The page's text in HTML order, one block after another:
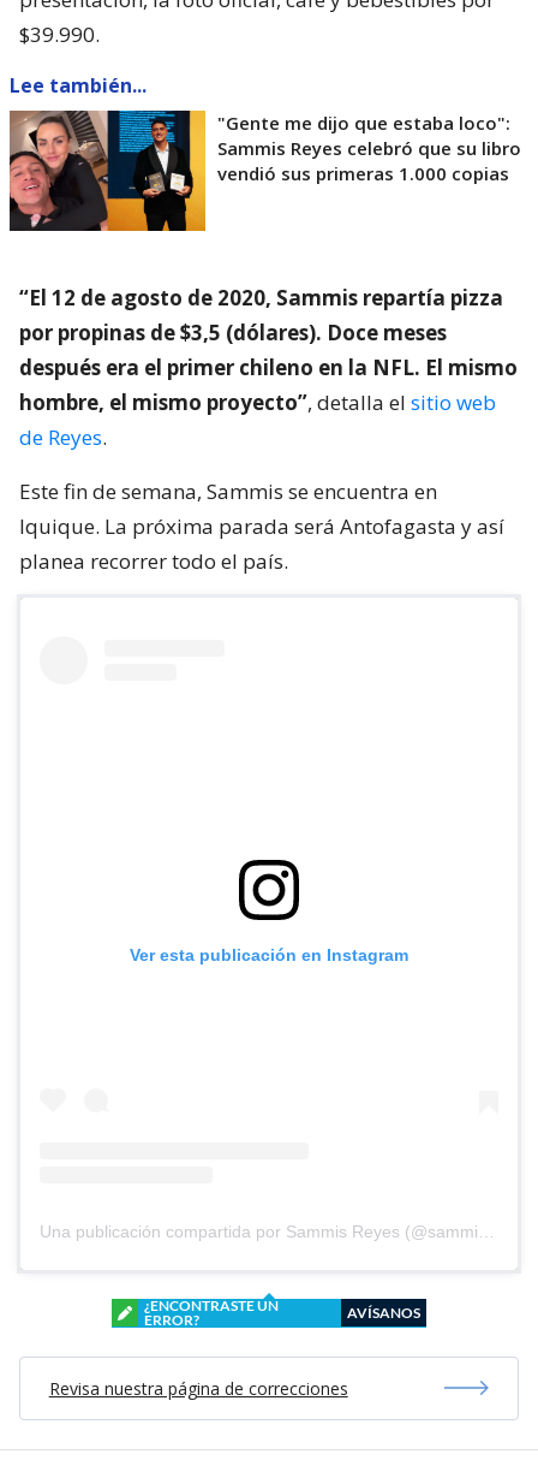
$39.990.
Lee también...
"Gente me dijo que estaba loco":
Sammis Reyes celebró que su libro
vendió sus primeras 1.000 copias
“El 12 de agosto de 2020, Sammis repartía pizza
por propinas de $3,5 (dólares). Doce meses
después era el primer chileno en la NFL. El mismo
hombre, el mismo proyecto”, detalla el sitio web
de Reyes.
Este fin de semana, Sammis se encuentra en
Iquique. La próxima parada será Antofagasta y así
planea recorrer todo el país.
Ver esta publicación en Instagram
¿ENCONTRASTE UN
ERROR?
AVÍSANOS
Revisa nuestra página de correcciones